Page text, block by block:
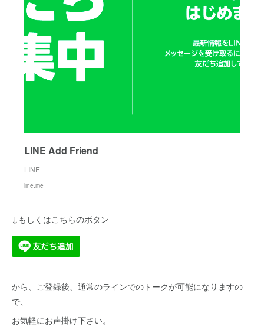
LINE Add Friend
LINE
line.me
↓もしくはこちらのボタン
から、ご登録後、通常のラインでのトークが可能になりますの
で、
お気軽にお声掛け下さい。